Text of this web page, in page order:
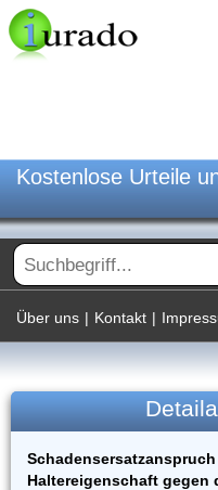
Kostenlose Urteile
Über uns | Kontakt |
Haltereigenschaft gegen